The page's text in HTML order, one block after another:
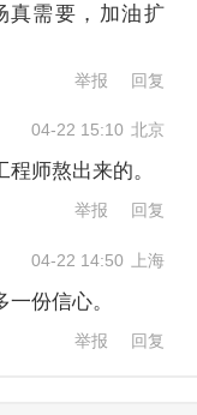
务聚焦光互
人工智能及
展海外市
的问题。中
材料处于供
真需要，加油扩
举报 回复
04-22 15:10 北京
师熬出来的。
举报 回复
04-22 14:50 上海
份信心。
举报 回复